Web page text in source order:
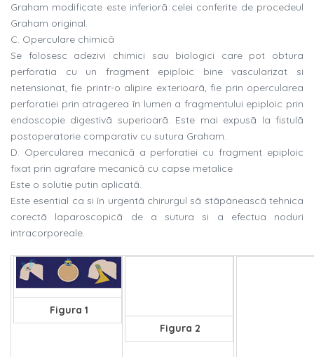
Graham modificate este inferiorã celei conferite de procedeul
Graham original.
C. Operculare chimicã
Se folosesc adezivi chimici sau biologici care pot obtura
perforatia cu un fragment epiploic bine vascularizat si
netensionat, fie printr-o alipire exterioarã, fie prin opercularea
perforatiei prin atragerea în lumen a fragmentului epiploic prin
endoscopie digestivã superioarã. Este mai expusã la fistulã
postoperatorie comparativ cu sutura Graham.
D. Opercularea mecanicã a perforatiei cu fragment epiploic
fixat prin agrafare mecanicã cu capse metalice
Este o solutie putin aplicatã.
Este esential ca si în urgentã chirurgul sã stãpâneascã tehnica
corectã laparoscopicã de a sutura si a efectua noduri
intracorporeale.
Figura 1
Figura 2